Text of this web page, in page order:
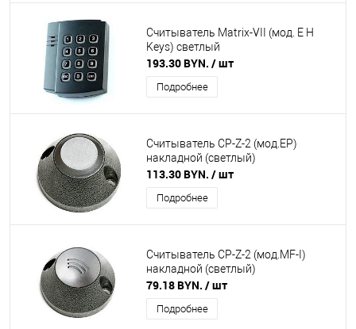
Считыватель Matrix-VII (мод. E H
Keys) светлый
193.30 BYN. / шт
Подробнее
Считыватель CP-Z-2 (мод.ЕP)
накладной (светлый)
113.30 BYN. / шт
Подробнее
Считыватель CP-Z-2 (мод.MF-I)
накладной (светлый)
79.18 BYN. / шт
Подробнее